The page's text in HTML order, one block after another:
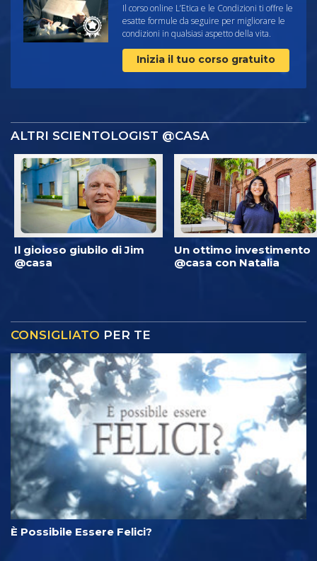
Il corso online L’Etica e le Condizioni ti offre le
esatte formule da seguire per migliorare le
condizioni in qualsiasi aspetto della vita.
Inizia il tuo corso gratuito
ALTRI SCIENTOLOGIST @CASA
Il gioioso giubilo di Jim
@casa
Un ottimo investimento
@casa con Natalia
CONSIGLIATO PER TE
È Possibile Essere Felici?